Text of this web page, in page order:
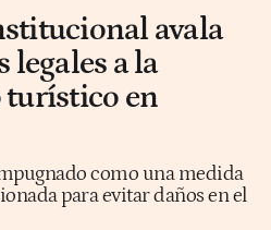
avala
legales a la
turístico en
como una medida
para evitar daños en el